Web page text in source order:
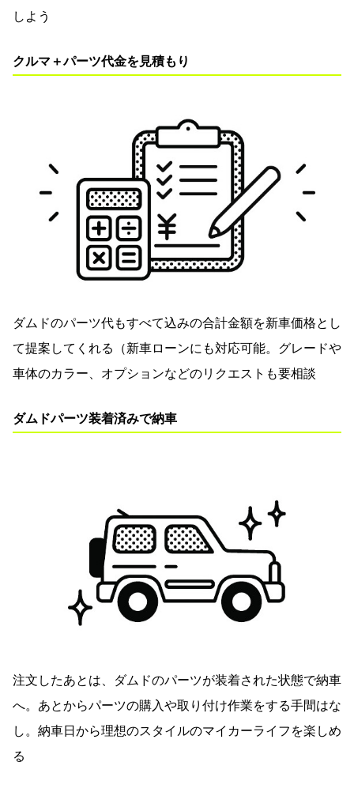
しよう
クルマ＋パーツ代金を見積もり
ダムドのパーツ代もすべて込みの合計金額を新車価格とし
て提案してくれる（新車ローンにも対応可能。グレードや
車体のカラー、オプションなどのリクエストも要相談
ダムドパーツ装着済みで納車
注文したあとは、ダムドのパーツが装着された状態で納車
へ。あとからパーツの購入や取り付け作業をする手間はな
し。納車日から理想のスタイルのマイカーライフを楽しめ
る